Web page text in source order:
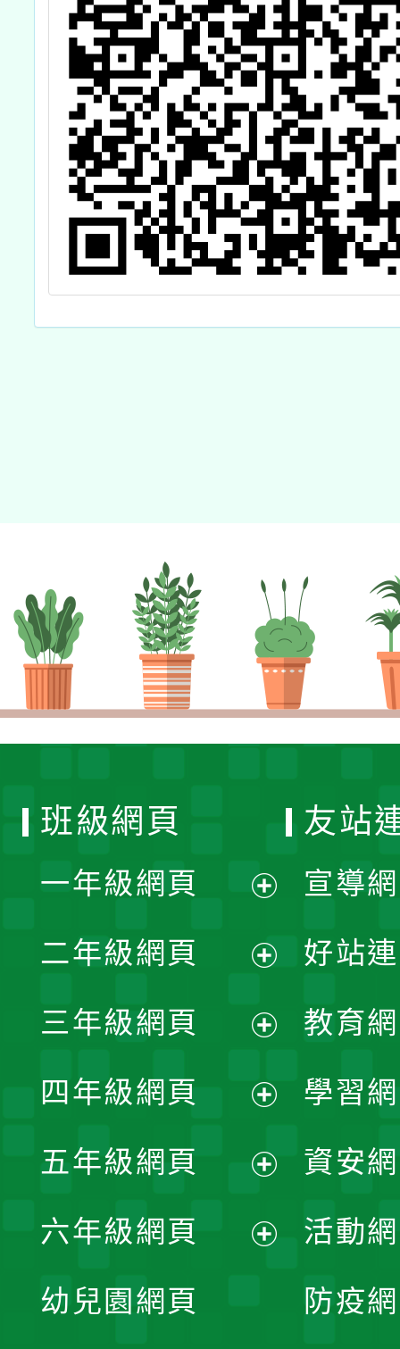
班級網頁
一年級網頁
開
選
單
二年級網頁
開
選
單
三年級網頁
開
選
單
四年級網頁
開
選
五年級網頁
開
六年級網頁
幼兒園網頁
友站
宣導
好站
教育
學習
資安
活動
防疫